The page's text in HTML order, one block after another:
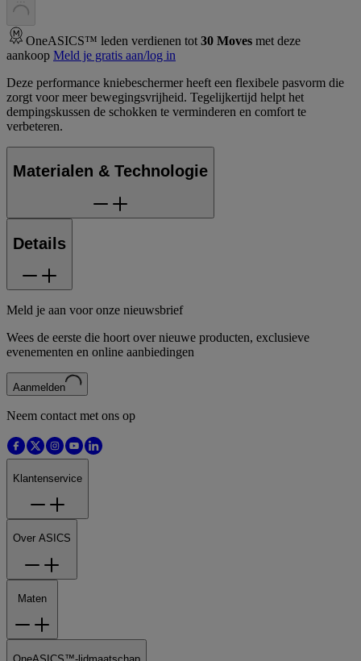
OneASICS™ leden verdienen tot 30 Moves met deze
aankoop Meld je gratis aan/log in
Deze performance kniebeschermer heeft een flexibele pasvorm die
zorgt voor meer bewegingsvrijheid. Tegelijkertijd helpt het
dempingskussen de schokken te verminderen en comfort te
verbeteren.
Materialen & Technologie
Details
Meld je aan voor onze nieuwsbrief
Wees de eerste die hoort over nieuwe producten, exclusieve
evenementen en online aanbiedingen
Aanmelden
Neem contact met ons op
Klantenservice
Over ASICS
Maten